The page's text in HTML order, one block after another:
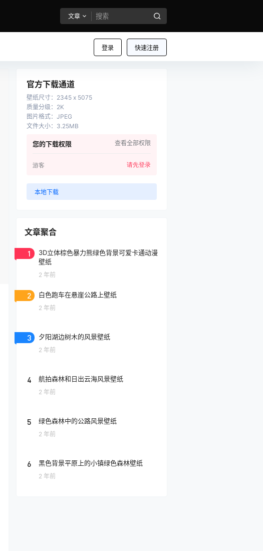
文章
登录 快速注册
官方下载通道
壁纸尺寸： 2345 x 5075
质量分级 ： 2K
图片格式： JPEG
文件大小： 3.25MB
您的下载权限 查看全部权限
游客 请先登录
本地下载
文章聚合
1
3D立体棕色暴力熊绿色背景可爱卡通动漫
壁纸
2 年前
2 白色跑车在悬崖公路上壁纸
2 年前
3 夕阳湖边树木的风景壁纸
2 年前
4 航拍森林和日出云海风景壁纸
2 年前
5 绿色森林中的公路风景壁纸
2 年前
6 黑色背景平原上的小镇绿色森林壁纸
2 年前